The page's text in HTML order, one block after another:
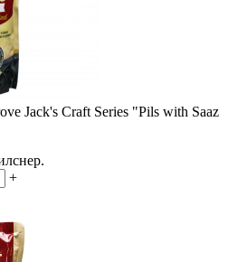
Jack's Craft Series "Pils with Saaz
+